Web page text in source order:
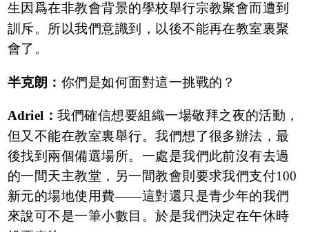
生因爲在非教會背景的學校舉行宗教聚會而遭到
訓斥。所以我們意識到，以後不能再在教室裏聚
會了。
半克朗： 你們是如何面對這一挑戰的？
Adriel：我們確信想要組織一場敬拜之夜的活動，
但又不能在教室裏舉行。我們想了很多辦法，最
後找到兩個備選場所。一處是我們此前沒有去過
的一間天主教堂，另一間教會則要求我們支付100
新元的場地使用費——這對還只是青少年的我們
來說可不是一筆小數目。於是我們決定在午休時